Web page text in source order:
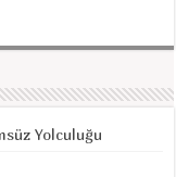
Yolculuğu